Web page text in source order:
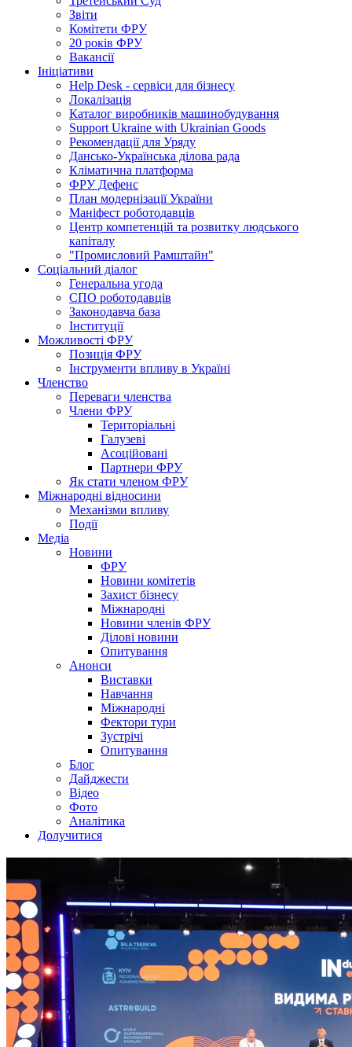
Звіти
Комітети ФРУ
20 років ФРУ
Вакансії
Ініціативи
Help Desk - сервіси для бізнесу
Локалізація
Каталог виробників машинобудування
Support Ukraine with Ukrainian Goods
Рекомендації для Уряду
Дансько-Українська ділова рада
Кліматична платформа
ФРУ Дефенс
План модернізації України
Маніфест роботодавців
Центр компетенцій та розвитку людського
капіталу
"Промисловий Рамштайн"
Соціальний діалог
Генеральна угода
СПО роботодавців
Законодавча база
Інституції
Можливості ФРУ
Позиція ФРУ
Інструменти впливу в Україні
Членство
Переваги членства
Члени ФРУ
Територіальні
Галузеві
Асоційовані
Партнери ФРУ
Як стати членом ФРУ
Міжнародні відносини
Механізми впливу
Події
Медіа
Новини
ФРУ
Новини комітетів
Захист бізнесу
Міжнародні
Новини членів ФРУ
Ділові новини
Опитування
Анонси
Виставки
Навчання
Міжнародні
Фектори тури
Зустрічі
Опитування
Блог
Дайджести
Відео
Фото
Аналітика
Долучитися